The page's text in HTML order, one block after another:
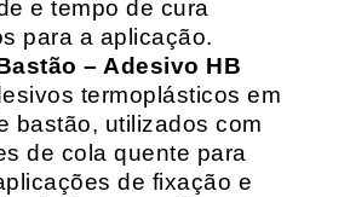
e tempo de cura
para a aplicação.
– Adesivo HB
termoplásticos em
bastão, utilizados com
de cola quente para
de fixação e